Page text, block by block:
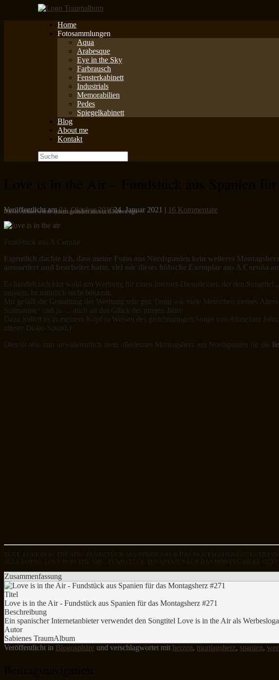
Home
Fotosammlungen
Aqua
Arabesque
Eye in the Sky
Farbrausch
Fensterkabinett
Industrials
Memorabilien
Pedes
Spiegelkabinett
Blog
About me
Kontakt
Suche
nach:
Veröffentlicht am24. Oktober 201624. Januar 2021 | 16 Kommentare
Dieser Artikel wurde zuletzt geändert am/vor 6 Jahren ago
Fundstück aus A Coruña
Eigentlich dachte ich, dass meine Fotos aus Nordspanien kein weiteres
aussortiert und bearbeitet hatte, viel mir dieses hübsche Exemplar aus A Coruña
Es handelt sich hier wohl um Werbung für einen Internet-Dienstleister, der den
müssen, ist natürlich nicht bekannt.
Mir gefällt die Gestaltung der Werbung sehr gut. Denn wie viele Menschen meines
Submarine“ und ja … auch an das Glück der jungen Jahre.
Dazu trällert es in meinem Kopf in Weisen des gleichnamigen Songs von Altmeister
mieser Disko-Sound.)
Dies ist also nun unwiderruflich mein allerletztes Montagsherz aus Nordspanien für die
TEXT: LOVE IS IN THE AIR – FUNDSTÜCK AUS SPANIEN FÜR DAS MONTAGSHERZ #271
ALLE FOTOS: LOVE IS IN THE AIR – FUNDSTÜCK AUS SPANIEN FÜR DAS MONTAGSHERZ
Zusammenfassung
Titel
Love is in the Air - Fundstück aus Spanien für das Montagsherz #271
Beschreibung
Ein spanischer Internetanbieter verwendet den Songtitel Love is in the Air als
Autor
Sabienes TraumAlbum
Veröffentlicht in Blogosphäre und verschlagwortet mit herzen, montagsherz, spanien,